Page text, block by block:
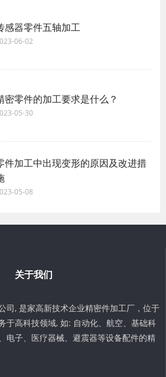
感器零件五轴加工
06-02
密零件的加工要求是什么？
05-30
件加工中出现变形的原因及改进措
05-08
关于我们
司, 是家高新技术企业精密件加工厂，位于
于高科技领域, 如: 自动化、航空、基础科
电子、医疗器械、避震器等设备配件的精